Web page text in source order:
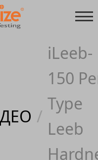
/
iLeeb-
150
Type
Leeb